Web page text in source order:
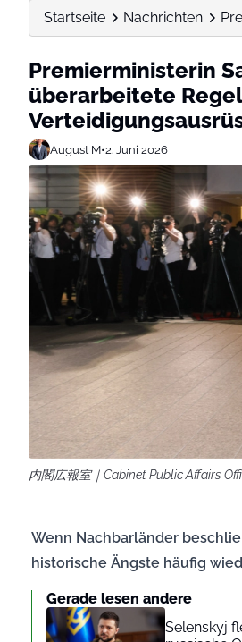
Startseite Nachrichten
Premierministerin
überarbeitete
August M•2. Juni 2026
内閣広報室｜Cabinet Public Affairs
Wenn Nachbarländer
historische Ängste häufig
Gerade lesen andere
Selenskyj